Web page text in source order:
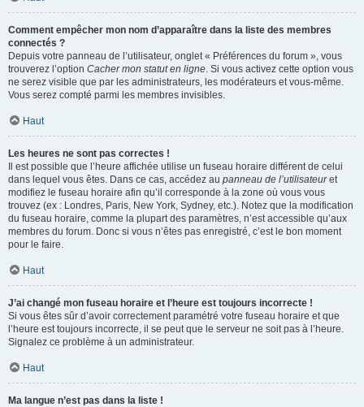
Comment empêcher mon nom d’apparaître dans la liste des membres
connectés ?
Depuis votre panneau de l’utilisateur, onglet « Préférences du forum », vous
trouverez l’option Cacher mon statut en ligne. Si vous activez cette option vous
ne serez visible que par les administrateurs, les modérateurs et vous-même.
Vous serez compté parmi les membres invisibles.
Haut
Les heures ne sont pas correctes !
Il est possible que l’heure affichée utilise un fuseau horaire différent de celui
dans lequel vous êtes. Dans ce cas, accédez au panneau de l’utilisateuret
modifiez le fuseau horaire afin qu’il corresponde à la zone où vous vous
trouvez (ex : Londres, Paris, New York, Sydney, etc.). Notez que la modification
du fuseau horaire, comme la plupart des paramètres, n’est accessible qu’aux
membres du forum. Donc si vous n’êtes pas enregistré, c’est le bon moment
pour le faire.
Haut
J’ai changé mon fuseau horaire et l’heure est toujours incorrecte !
Si vous êtes sûr d’avoir correctement paramétré votre fuseau horaire et que
l’heure est toujours incorrecte, il se peut que le serveur ne soit pas à l’heure.
Signalez ce problème à un administrateur.
Haut
Ma langue n’est pas dans la liste !